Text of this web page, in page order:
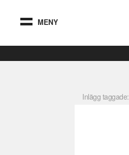
MENY
Inlägg taggade: